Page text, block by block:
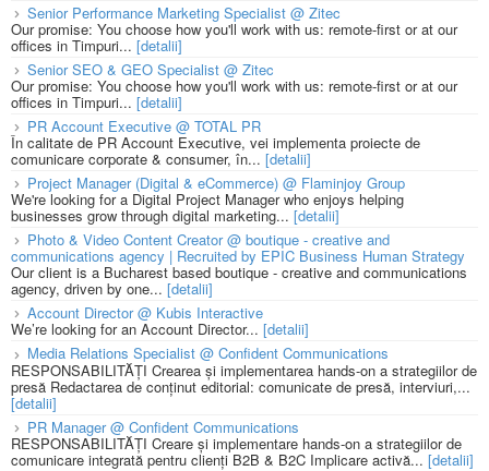
Senior Performance Marketing Specialist @ Zitec
Our promise: You choose how you'll work with us: remote-first or at our
offices in Timpuri... [detalii]
Senior SEO & GEO Specialist @ Zitec
Our promise: You choose how you'll work with us: remote-first or at our
offices in Timpuri... [detalii]
PR Account Executive @ TOTAL PR
În calitate de PR Account Executive, vei implementa proiecte de
comunicare corporate & consumer, în... [detalii]
Project Manager (Digital & eCommerce) @ Flaminjoy Group
We're looking for a Digital Project Manager who enjoys helping
businesses grow through digital marketing... [detalii]
Photo & Video Content Creator @ boutique - creative and
communications agency | Recruited by EPIC Business Human Strategy
Our client is a Bucharest based boutique - creative and communications
agency, driven by one... [detalii]
Account Director @ Kubis Interactive
We’re looking for an Account Director... [detalii]
Media Relations Specialist @ Confident Communications
RESPONSABILITĂȚI Crearea și implementarea hands-on a strategiilor de
presă Redactarea de conținut editorial: comunicate de presă, interviuri,...
[detalii]
PR Manager @ Confident Communications
RESPONSABILITĂȚI Creare și implementare hands-on a strategiilor de
comunicare integrată pentru clienți B2B & B2C Implicare activă... [detalii]